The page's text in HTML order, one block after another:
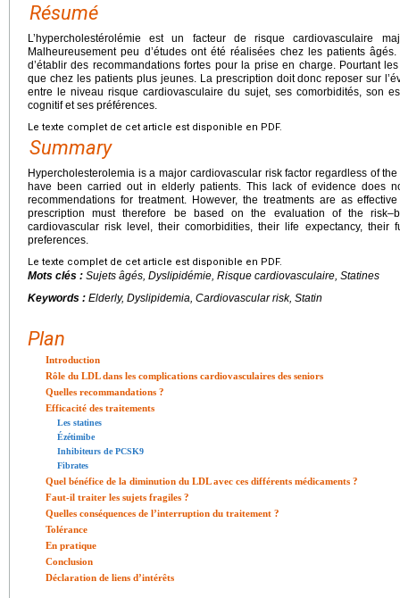
Résumé
L’hypercholestérolémie est un facteur de risque cardiovasculaire
Malheureusement peu d’études ont été réalisées chez les patients
d’établir des recommandations fortes pour la prise en charge. Pourtant
que chez les patients plus jeunes. La prescription doit donc reposer sur
entre le niveau risque cardiovasculaire du sujet, ses comorbidités, son
cognitif et ses préférences.
Le texte complet de cet article est disponible en PDF.
Summary
Hypercholesterolemia is a major cardiovascular risk factor regardless of
have been carried out in elderly patients. This lack of evidence does
recommendations for treatment. However, the treatments are as
prescription must therefore be based on the evaluation of the
cardiovascular risk level, their comorbidities, their life expectancy, their
preferences.
Le texte complet de cet article est disponible en PDF.
Mots clés : Sujets âgés, Dyslipidémie, Risque cardiovasculaire, Statines
Keywords : Elderly, Dyslipidemia, Cardiovascular risk, Statin
Plan
Introduction
Rôle du LDL dans les complications cardiovasculaires des seniors
Quelles recommandations ?
Efficacité des traitements
Les statines
Ézétimibe
Inhibiteurs de PCSK9
Fibrates
Quel bénéfice de la diminution du LDL avec ces différents médicaments ?
Faut-il traiter les sujets fragiles ?
Quelles conséquences de l’interruption du traitement ?
Tolérance
En pratique
Conclusion
Déclaration de liens d’intérêts